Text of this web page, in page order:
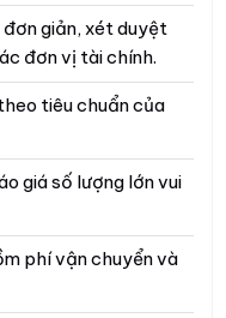
giản, xét duyệt
đơn vị tài chính.
tiêu chuẩn của
giá số lượng lớn vui
phí vận chuyển và